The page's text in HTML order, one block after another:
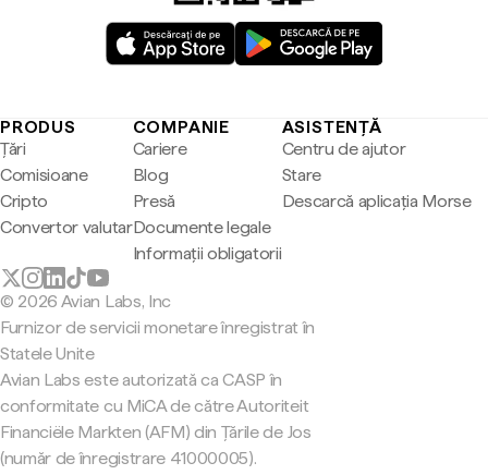
PRODUS
Țări
Comisioane
Cripto
Convertor valutar
COMPANIE
Cariere
Blog
Presă
Documente legale
Informații obligatorii
ASISTENȚĂ
Centru de ajutor
Stare
Descarcă aplicația Morse
© 2026 Avian Labs, Inc
Furnizor de servicii monetare înregistrat în
Statele Unite
Avian Labs este autorizată ca CASP în
conformitate cu MiCA de către Autoriteit
Financiële Markten (AFM) din Țările de Jos
(număr de înregistrare 41000005).